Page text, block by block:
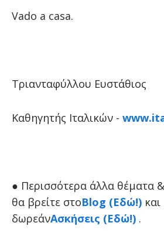
Vado a casa.
Τριανταφύλλου Ευστάθιος
Καθηγητής Ιταλικών -
● Περισσότερα άλλα θέματα &
θα βρείτε στοBlog (Εδώ!) και
δωρεάνΑσκήσεις (Εδώ!) .